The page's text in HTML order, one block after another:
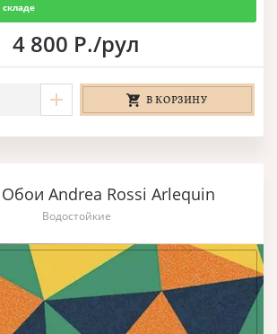
4 800 Р./рул
В КОРЗИНУ
Обои Andrea Rossi Arlequin
Водостойкие